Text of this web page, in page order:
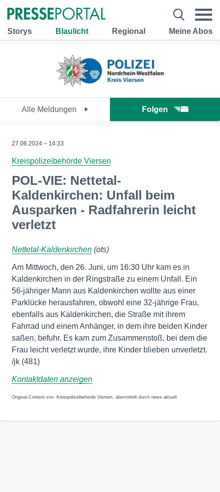
Storys Blaulicht Regional Meine Abos
Alle Meldungen Folgen
27.06.2024 – 14:33
Kreispolizeibehörde Viersen
POL-VIE: Nettetal-
Kaldenkirchen: Unfall beim
Ausparken - Radfahrerin leicht
verletzt
Nettetal-Kaldenkirchen (ots)
Am Mittwoch, den 26. Juni, um 16:30 Uhr kam es in
Kaldenkirchen in der Ringstraße zu einem Unfall. Ein
56-jähriger Mann aus Kaldenkirchen wollte aus einer
Parklücke herausfahren, obwohl eine 32-jährige Frau,
ebenfalls aus Kaldenkirchen, die Straße mit ihrem
Fahrrad und einem Anhänger, in dem ihre beiden Kinder
saßen, befuhr. Es kam zum Zusammenstoß, bei dem die
Frau leicht verletzt wurde, ihre Kinder blieben unverletzt.
/jk (481)
Kontaktdaten anzeigen
Original-Content von: Kreispolizeibehörde Viersen, übermittelt durch news aktuell